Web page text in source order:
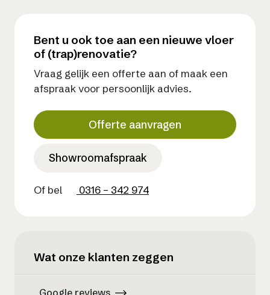
Bent u ook toe aan een nieuwe vloer
of (trap)renovatie?
Vraag gelijk een offerte aan of maak een
afspraak voor persoonlijk advies.
Offerte aanvragen
Showroomafspraak
Of bel 0316 – 342 974
Wat onze klanten zeggen